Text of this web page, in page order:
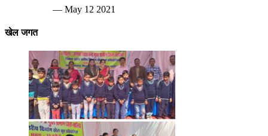
— May 12 2021
खेल जगत